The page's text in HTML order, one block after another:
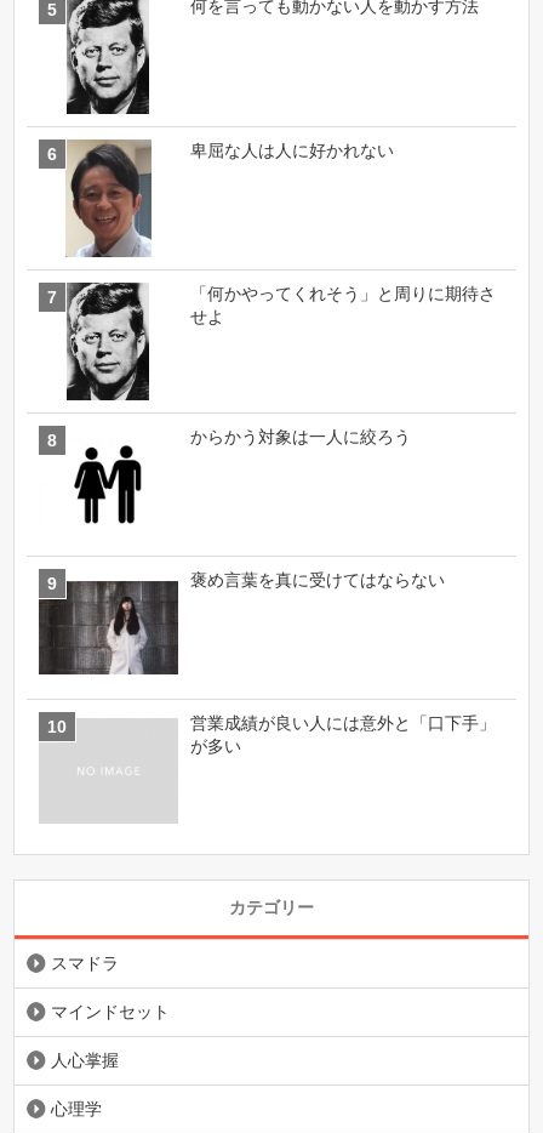
何を言っても動かない人を動かす方法
卑屈な人は人に好かれない
「何かやってくれそう」と周りに期待さ
せよ
からかう対象は一人に絞ろう
褒め言葉を真に受けてはならない
営業成績が良い人には意外と「口下手」
が多い
カテゴリー
スマドラ
マインドセット
人心掌握
心理学